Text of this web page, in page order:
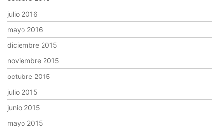
julio 2016
mayo 2016
diciembre 2015
noviembre 2015
octubre 2015
julio 2015
junio 2015
mayo 2015